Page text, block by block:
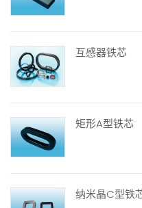
互感器铁芯
矩形A型铁芯
纳米晶C型铁